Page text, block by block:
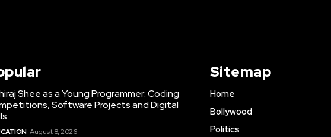
Shee as a Young Programmer: Coding
Software Projects and Digital
August 8, 2026
Sitemap
Home
Bollywood
Politics